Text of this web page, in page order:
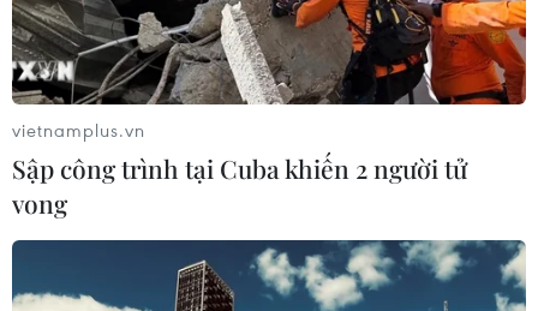
Khuê Văn Các và Giếng Thiên Quang. (Ảnh tư liệu)
vietnamplus.vn
Sập công trình tại Cuba khiến 2 người tử
vong